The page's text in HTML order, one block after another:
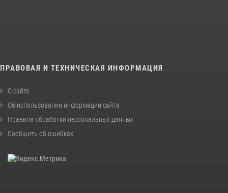
ПРАВОВАЯ И ТЕХНИЧЕСКАЯ ИНФОРМАЦИЯ
О сайте
Об использовании информации сайта
Правила обработки персональных данных
Сообщить об ошибках